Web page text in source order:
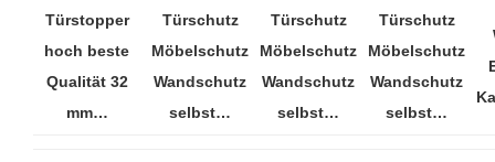
Türstopper
hoch beste
Qualität 32
mm…
Türschutz
Möbelschutz
Wandschutz
selbst…
Türschutz
Möbelschutz
Wandschutz
selbst…
Türschutz
Möbelschutz
Wandschutz
selbst…